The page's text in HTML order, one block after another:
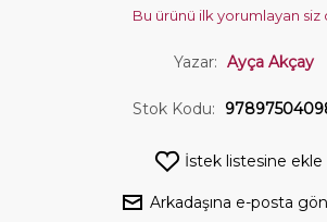
Bu ürünü ilk yorumlayan siz
Yazar: Ayça Akçay
Stok Kodu:
İstek listesine ekle
Arkadaşına e-posta